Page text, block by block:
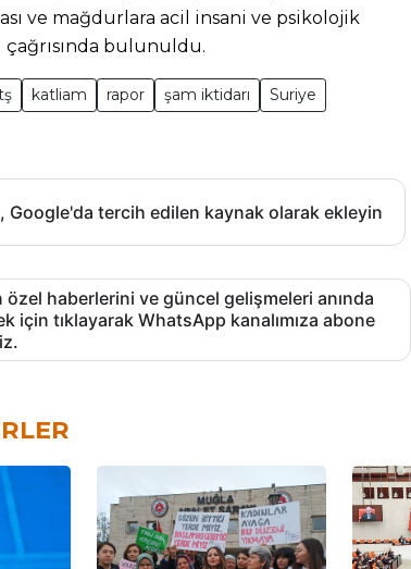
ve mağdurlara acil insani ve psikolojik
çağrısında bulunuldu.
katliam rapor şam iktidarı
Suriye
Google'da tercih edilen kaynak olarak ekleyin
özel haberlerini ve güncel gelişmeleri anında
için tıklayarak WhatsApp kanalımıza abone